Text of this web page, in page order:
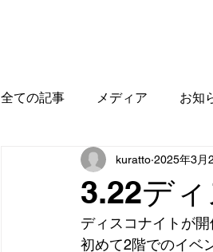
全ての記事 メディア お知
3.22デ
kuratto 2025年3月
ディスコナイトが
初めて2階でのイベ